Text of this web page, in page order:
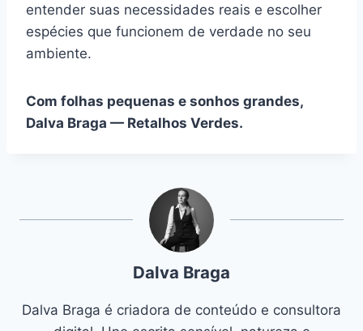
entender suas necessidades reais e escolher
espécies que funcionem de verdade no seu
ambiente.
Com folhas pequenas e sonhos grandes,
Dalva Braga — Retalhos Verdes.
Dalva Braga
Dalva Braga é criadora de conteúdo e consultora